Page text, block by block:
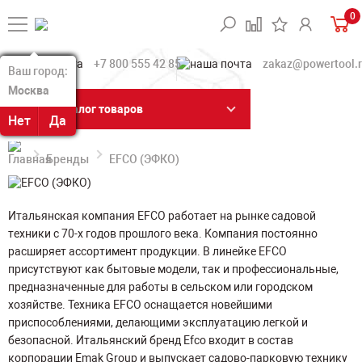
Ваш город:
Москва
Нет Да
Ваш город:
Москва
Нет Да
0
+7 800 555 42 85
Каталог товаров
Бренды EFCO (ЭФКО)
Итальянская компания EFCO работает на рынке садовой
техники с 70-х годов прошлого века. Компания постоянно
расширяет ассортимент продукции. В линейке EFCO
присутствуют как бытовые модели, так и профессиональные,
предназначенные для работы в сельском или городском
хозяйстве. Техника EFCO оснащается новейшими
приспособлениями, делающими эксплуатацию легкой и
безопасной. Итальянский бренд Efco входит в состав
корпорации Emak Group и выпускает садово-парковую технику